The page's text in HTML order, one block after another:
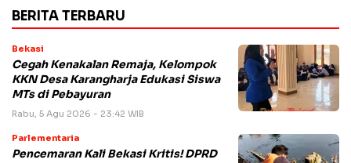
BERITA TERBARU
Bekasi
Cegah Kenakalan Remaja, Kelompok
KKN Desa Karangharja Edukasi Siswa
MTs di Pebayuran
Rabu, 5 Agu 2026 - 23:42 WIB
Parlementaria
Pencemaran Kali Bekasi Kritis! DPRD